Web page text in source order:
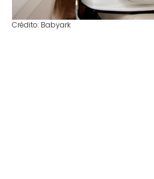
Crédito: Babyark